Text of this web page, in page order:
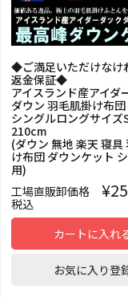
◆ご満足いただけなけ
返金保証◆
アイスランド産アイダ
ダウン 羽毛肌掛け布団
シングルロングサイ
210cm
(ダウン 無地 楽天 寝具
け布団 ダウンケット
用)
工場直販卸価格
¥
税込
カートに入れ
お気に入り登